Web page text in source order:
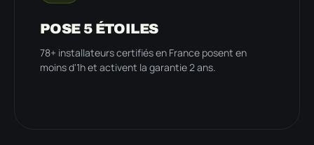
POSE 5 ÉTOILES
78+ installateurs certifiés en France posent en
moins d'1h et activent la garantie 2 ans.